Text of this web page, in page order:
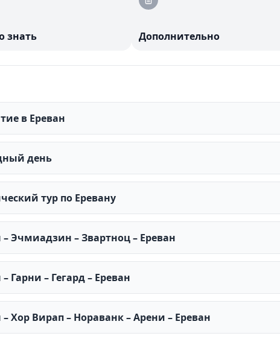
знать Дополнительно
в Ереван
день
тур по Еревану
– Эчмиадзин – Звартноц – Ереван
Гарни – Гегард – Ереван
Хор Вирап – Нораванк – Арени – Ереван